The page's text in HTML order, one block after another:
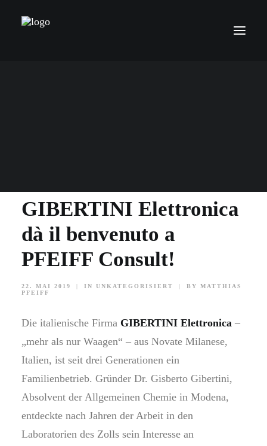
GIBERTINI Elettronica
dà il benvenuto a
PFEIFF Consult!
22. MAI 2019 IN UNKATEGORISIERT BY MATTHIAS
PFEIFF
Die italienische Firma GIBERTINI Elettronica –
„mehr als nur Waagen“ – aus Novate Milanese,
Italien, ist seit drei Generationen ein
Familienbetrieb. Gründer Dr. Gisberto Gibertini,
Absolvent der Allgemeinen Chemie in Modena,
entdeckte nach Jahren der Arbeit in den
Laboratorien des Zolls sein Interesse an